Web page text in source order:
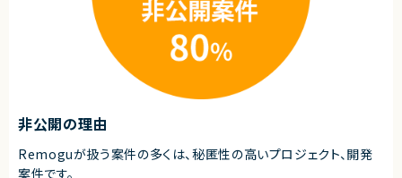
株式会社LASSIC
エージェントから
◎Microsoft領域の上流工程に一貫して携われるポジションです！
◎PMとプリセールス双方のスキルを活かし、キャリアの幅を広げられます！
◎複数案件を横断担当するため、提案力・マネジメント力が磨ける環境で
◎若手教育にも携われるため、リーダー経験を積みたい方におすすめです！
非公開の理由
Remoguが扱う案件の多くは、秘匿性の高いプロジェクト、開発
案件です。